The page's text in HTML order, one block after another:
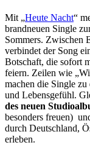
Mit „Heute Nacht“
brandneuen Single
Sommers. Zwischen
verbindet der Song
Botschaft, die sofort
feiern. Zeilen wie
machen die Single
und Lebensgefühl.
des neuen
besonders freuen)
durch Deutschland,
erleben.